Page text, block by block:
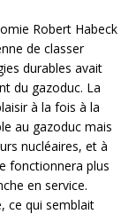
Robert Habeck
de classer
durables avait
du gazoduc. La
à la fois à la
au gazoduc mais
nucléaires, et à
fonctionnera plus
en service.
ce qui semblait